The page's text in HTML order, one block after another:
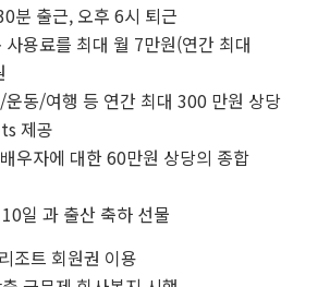
분 출근, 오후 6시 퇴근
사용료를 최대 월 7만원(연간 최대
운동/여행 등 연간 최대 300 만원 상당
제공
우자에 대한 60만원 상당의 종합
일 과 출산 축하 선물
조트 회원권 이용